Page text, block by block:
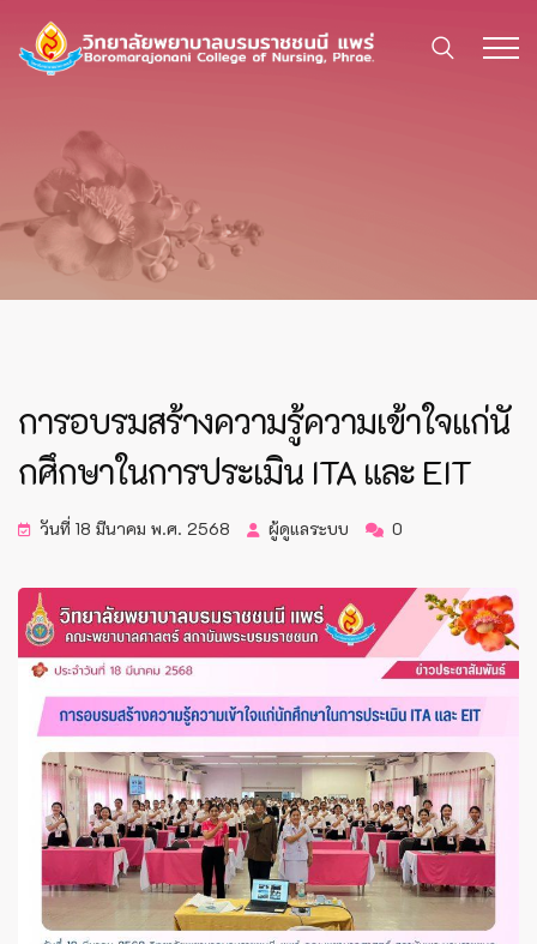
การอบรมสร้างความรู้ความเข้าใจแก่นั
กศึกษาในการประเมิน ITA และ EIT
วันที่ 18 มีนาคม พ.ศ. 2568 ผู้ดูแลระบบ 0